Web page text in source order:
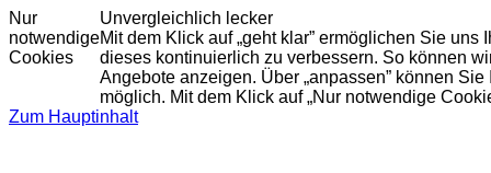
Nur
notwendige
Cookies
Unvergleichlich lecker
Mit dem Klick auf „geht klar” ermöglichen Sie
dieses kontinuierlich zu verbessern. So können
Angebote anzeigen. Über „anpassen” können
möglich. Mit dem Klick auf „Nur notwendige
Zum Hauptinhalt